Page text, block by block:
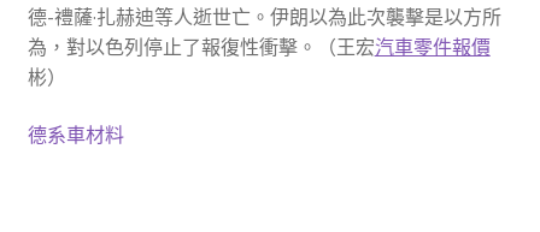
德-禮薩·扎赫迪等人逝世亡。伊朗以為此次襲擊是以方所
為，對以色列停止了報復性衝擊。（王宏汽車零件報價
彬）
德系車材料